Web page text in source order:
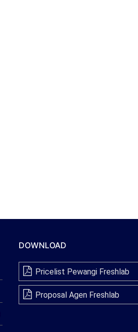
DOWNLOAD
Pricelist Pewangi Freshlab
Proposal Agen Freshlab